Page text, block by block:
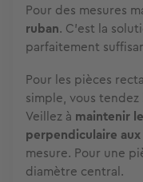
Pour des mesures
ruban. C'est la
parfaitement
Pour les pièces
simple, vous
Veillez à maintenir
perpendiculaire
mesure. Pour une
diamètre central.